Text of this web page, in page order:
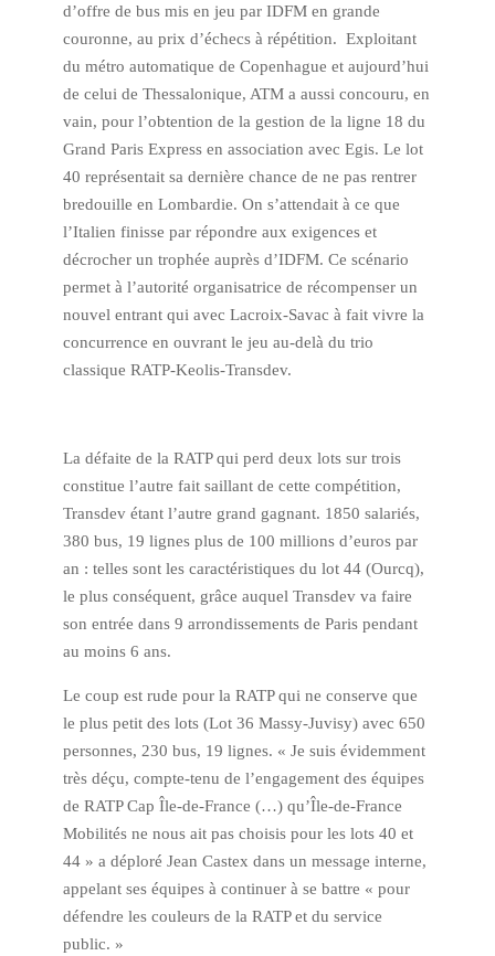
d’offre de bus mis en jeu par IDFM en grande
couronne, au prix d’échecs à répétition. Exploitant
du métro automatique de Copenhague et aujourd’hui
de celui de Thessalonique, ATM a aussi concouru, en
vain, pour l’obtention de la gestion de la ligne 18 du
Grand Paris Express en association avec Egis. Le lot
40 représentait sa dernière chance de ne pas rentrer
bredouille en Lombardie. On s’attendait à ce que
l’Italien finisse par répondre aux exigences et
décrocher un trophée auprès d’IDFM. Ce scénario
permet à l’autorité organisatrice de récompenser un
nouvel entrant qui avec Lacroix-Savac à fait vivre la
concurrence en ouvrant le jeu au-delà du trio
classique RATP-Keolis-Transdev.
La défaite de la RATP qui perd deux lots sur trois
constitue l’autre fait saillant de cette compétition,
Transdev étant l’autre grand gagnant. 1850 salariés,
380 bus, 19 lignes plus de 100 millions d’euros par
an : telles sont les caractéristiques du lot 44 (Ourcq),
le plus conséquent, grâce auquel Transdev va faire
son entrée dans 9 arrondissements de Paris pendant
au moins 6 ans.
Le coup est rude pour la RATP qui ne conserve que
le plus petit des lots (Lot 36 Massy-Juvisy) avec 650
personnes, 230 bus, 19 lignes. « Je suis évidemment
très déçu, compte-tenu de l’engagement des équipes
de RATP Cap Île-de-France (…) qu’Île-de-France
Mobilités ne nous ait pas choisis pour les lots 40 et
44 » a déploré Jean Castex dans un message interne,
appelant ses équipes à continuer à se battre « pour
défendre les couleurs de la RATP et du service
public. »